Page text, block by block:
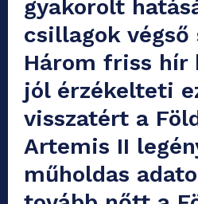
gyakorolt
csillagok végső
Három friss hír
jól érzékelteti
visszatért a
Artemis II
műholdas